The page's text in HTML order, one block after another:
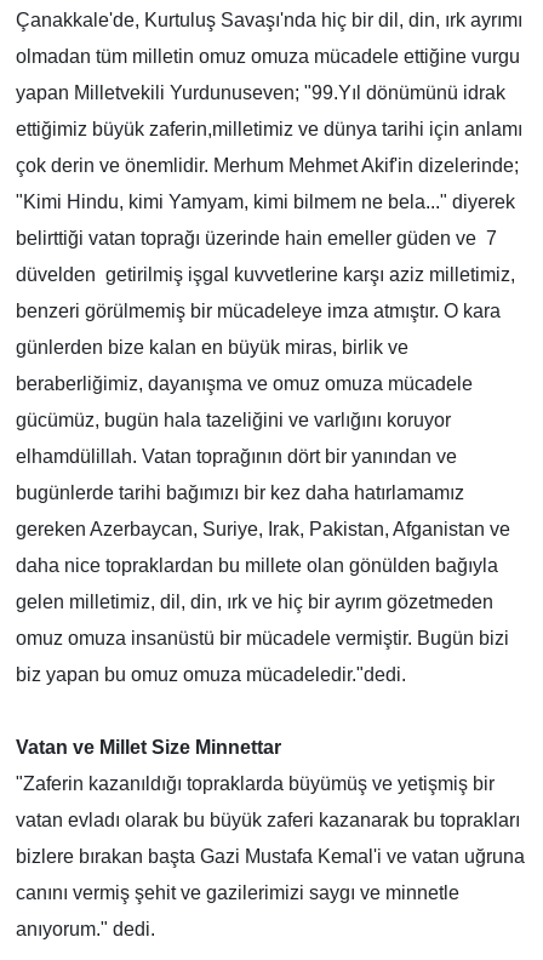
Çanakkale'de, Kurtuluş Savaşı'nda hiçbir dil, din, ırk ayrımı
olmadan tüm milletin omuz omuza mücadele ettiğine vurgu
yapan Milletvekili Yurdunuseven; "99.Yıl dönümünü idrak
ettiğimiz büyük zaferin,milletimiz ve dünya tarihi için anlamı
çok derin ve önemlidir. Merhum Mehmet Akif'in dizelerinde;
"Kimi Hindu, kimi Yamyam, kimi bilmem ne bela..." diyerek
belirttiği vatan toprağı üzerinde hain emeller güden ve 7
düvelden getirilmiş işgal kuvvetlerine karşı aziz milletimiz,
benzeri görü lmemiş bir mücadeleye imza atmıştır. O kara
günlerden bize kalan en büyük miras, birlik ve
beraberliğimiz, dayanışma ve omuz omuza mücadele
gücümüz, bugün hala tazeliğini ve varlığını koruyor
elhamdü lillah. Vatan toprağının dört bir yanından ve
bugünlerde tarihi bağımızı bir kez daha hatırlamamız
gereken Azerbaycan, Suriye, Irak, Pakistan, Afganistan ve
daha nice topraklardan bu millete olan gönü lden bağıyla
gelen milletimiz, dil, din, ırk ve hiçbir ayrım gözetmeden
omuz omuza insanüstü bir mücadele vermiştir. Bugün bizi
biz yapan bu omuz omuza mücadeledir."dedi.
Vatan ve Millet Size Minnettar
"Zaferin kazanıldığı topraklarda büyümüş ve yetişmiş bir
vatan evladı olarak bu büyük zaferi kazanarak bu toprakları
bizlere bırakan başta Gazi Mustafa Kemal'i ve vatan uğruna
canını vermiş şehit ve gazilerimizi saygı ve minnetle
anıyorum." dedi.